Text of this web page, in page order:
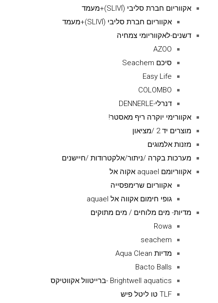
אקווריום חברת סליבי (SLIVIׂׂ)+מעמד
אקווריום חברת סליבי (SLIVIׂׂ)+מעמד
דשנים-לאקווריומי צמחיה
AZOO
סיכם Seachem
Easy Life
COLOMBO
דנרלי-DENNERLE
אקוורימי יוקרה ריף מאסטר!
מוצרים יד 2 /מציאון
מזנות אלמוגים
מערכות בקרה /ניתור/אלקטרודות /חיישנים
אקווריומם aquael אקוה אל
אקווריום שרימפסייה
גופי חימום אקווה אל aquael
מדיות- מים מלוחים / מים מתוקים
Rowa
seachem
מדיות Aqua Clean
Bacto Balls
Brightwell aquatics -ברייטוול אקווטיקס
TLF טו ליטל פיש